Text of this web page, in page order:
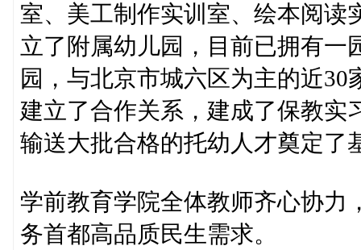
室、美工制作实训室、绘本阅读
立了附属幼儿园，目前已拥有一
园，与北京市城六区为主的近
建立了合作关系，建成了保教实
输送大批合格的托幼人才奠定了
学前教育学院全体教师齐心协力
务首都高品质民生需求。